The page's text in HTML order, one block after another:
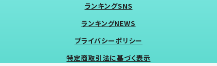
ランキングSNS
ランキングNEWS
プライバシーポリシー
特定商取引法に基づく表示